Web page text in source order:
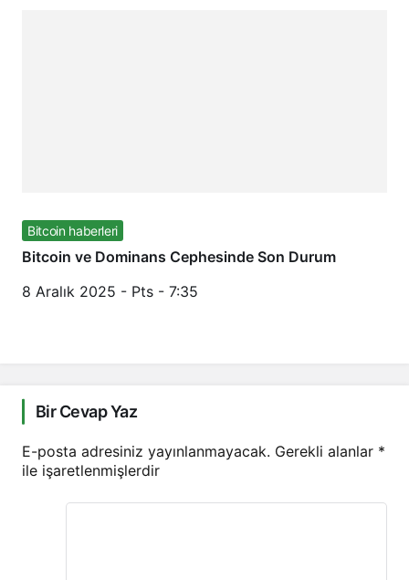
Bitcoin haberleri
Bitcoin ve Dominans Cephesinde Son Durum
8 Aralık 2025 - Pts - 7:35
Bir Cevap Yaz
E-posta adresiniz yayınlanmayacak. Gerekli alanlar *
ile işaretlenmişlerdir